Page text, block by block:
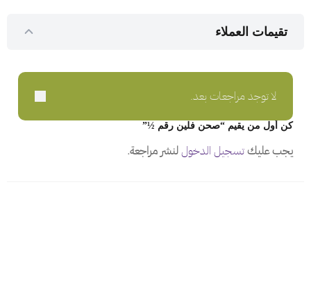
تقيمات العملاء
لا توجد مراجعات بعد.
كن أول من يقيم “صحن فلين رقم ½”
يجب عليكتسجيل الدخوللنشر مراجعة.